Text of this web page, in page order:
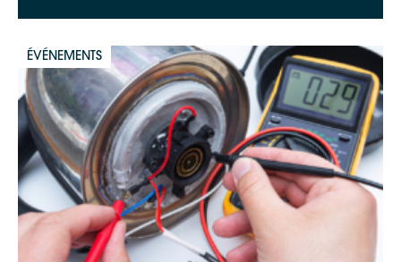
ÉVÉNEMENTS
ShareThis is disabled. Allow
Google Maps
Apple Plans
Waze